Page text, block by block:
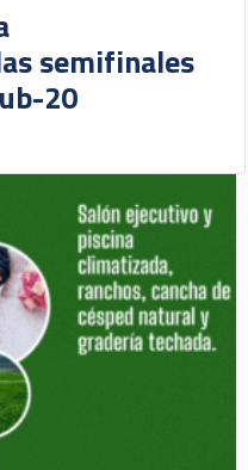
semifinales
20